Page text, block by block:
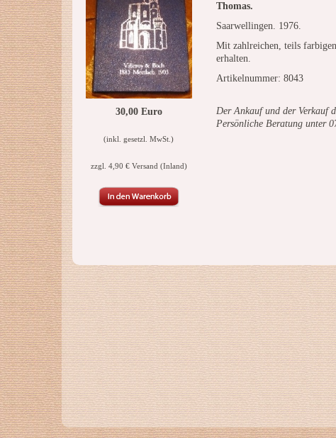
30,00 Euro
(inkl. gesetzl. MwSt.)
zzgl. 4,90 € Versand (Inland)
Thomas.
Saarwellingen. 1976.
Mit zahlreichen, teils
erhalten.
Artikelnummer: 8043
Der Ankauf und der Verkauf
Persönliche Beratung unter